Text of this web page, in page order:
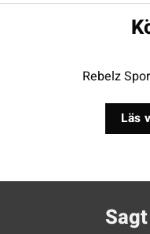
Rebelz
Läs